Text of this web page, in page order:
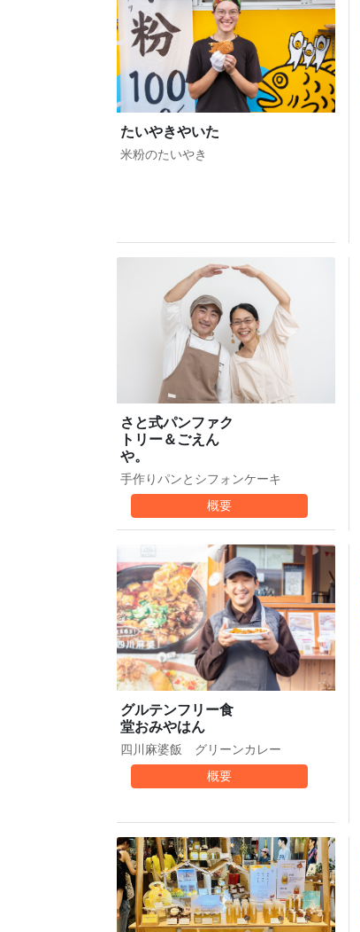
たいやきやいた
米粉のたいやき
さと式パンファク
トリー＆ごえん
や。
手作りパンとシフォンケーキ
概要
グルテンフリー食
堂おみやはん
四川麻婆飯 グリーンカレー
概要